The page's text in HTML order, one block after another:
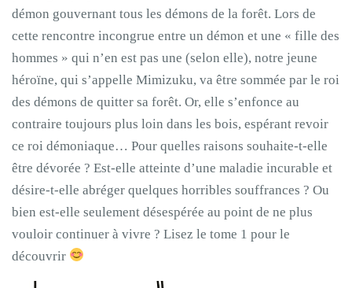
démon gouvernant tous les démons de la forêt. Lors de
cette rencontre incongrue entre un démon et une « fille des
hommes » qui n’en est pas une (selon elle), notre jeune
héroïne, qui s’appelle Mimizuku, va être sommée par le roi
des démons de quitter sa forêt. Or, elle s’enfonce au
contraire toujours plus loin dans les bois, espérant revoir
ce roi démoniaque… Pour quelles raisons souhaite-t-elle
être dévorée ? Est-elle atteinte d’une maladie incurable et
désire-t-elle abréger quelques horribles souffrances ? Ou
bien est-elle seulement désespérée au point de ne plus
vouloir continuer à vivre ? Lisez le tome 1 pour le
découvrir